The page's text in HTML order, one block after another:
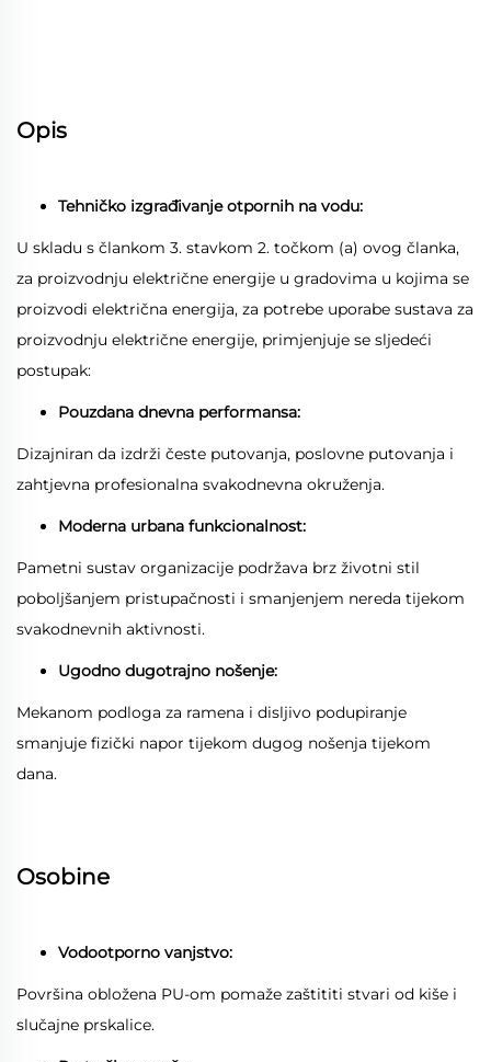
Opis
Tehničko izgrađivanje otpornih na vodu:
U skladu s člankom 3. stavkom 2. točkom (a) ovog članka,
za proizvodnju električne energije u gradovima u kojima se
proizvodi električna energija, za potrebe uporabe sustava za
proizvodnju električne energije, primjenjuje se sljedeći
postupak:
Pouzdana dnevna performansa:
Dizajniran da izdrži česte putovanja, poslovne putovanja i
zahtjevna profesionalna svakodnevna okruženja.
Moderna urbana funkcionalnost:
Pametni sustav organizacije podržava brz životni stil
poboljšanjem pristupačnosti i smanjenjem nereda tijekom
svakodnevnih aktivnosti.
Ugodno dugotrajno nošenje:
Mekanom podloga za ramena i disljivo podupiranje
smanjuje fizički napor tijekom dugog nošenja tijekom
dana.
Osobine
Vodootporno vanjstvo:
Površina obložena PU-om pomaže zaštititi stvari od kiše i
slučajne prskalice.